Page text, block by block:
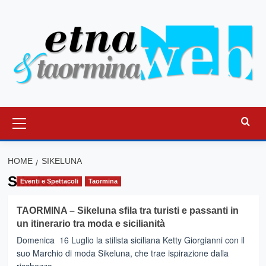
principale
HOME SIKELUNA
Sikeluna
Eventi e Spettacoli Taormina
TAORMINA – Sikeluna sfila tra turisti e passanti in
un itinerario tra moda e sicilianità
Domenica 16 Luglio la stilista siciliana Ketty Giorgianni con il
suo Marchio di moda Sikeluna, che trae ispirazione dalla